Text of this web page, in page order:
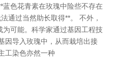
色花青素在玫瑰中险些不存在
通过当然助长取得**。 不外，
为可能。科学家通过基因工程技
因导入玫瑰中，从而栽培出接
工染色亦然一种